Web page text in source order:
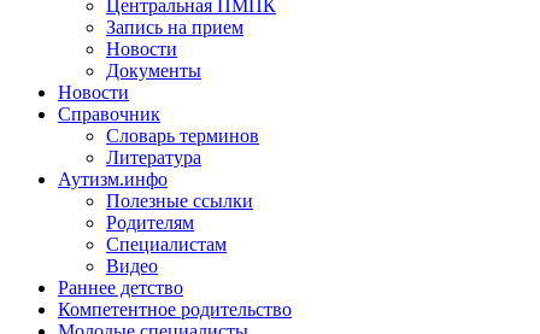
Центральная ПМПК
Запись на прием
Новости
Документы
Новости
Справочник
Словарь терминов
Литература
Аутизм.инфо
Полезные ссылки
Родителям
Специалистам
Видео
Раннее детство
Компетентное родительство